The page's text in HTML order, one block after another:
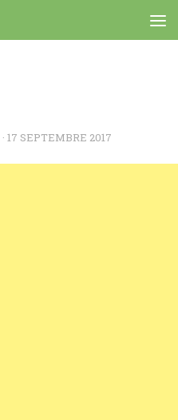
· 17 SEPTEMBRE 2017